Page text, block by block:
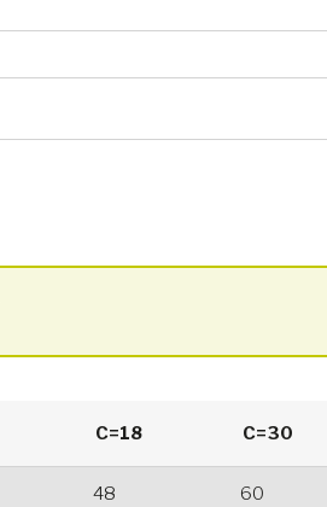
C=18 C=30
48 60